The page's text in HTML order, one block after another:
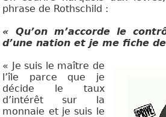
phrase de Rothschild :
« Qu’on m’accorde le
d’unenation et je me fiche
« Je suis le maître de
l’île parce que je
décide le taux
d’intérêt sur la
monnaie et je suis le